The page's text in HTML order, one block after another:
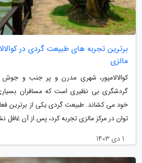
برترین تجربه های طبیعت گردی در
مالزی
کوالالامپور، شهری مدرن و پر جنب و جوش
گردشگری بی نظیری است که مسافران
خود می کشاند. طبیعت گردی یکی از برترین
توان در مرکز مالزی تجربه کرد، پس از آن غافل
1 دی 1403